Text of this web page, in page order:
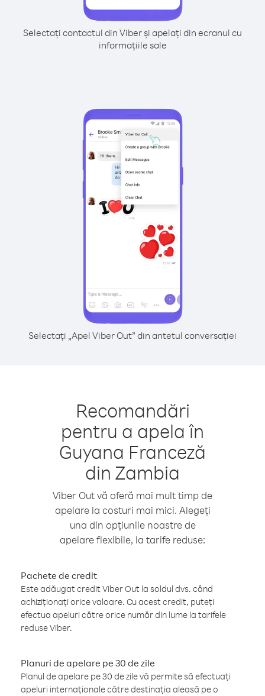
Selectați contactul din Viber și apelați din ecranul cu
informațiile sale
Selectați „Apel Viber Out” din antetul conversației
Recomandări
pentru a apela în
Guyana Franceză
din Zambia
Viber Out vă oferă mai mult timp de
apelare la costuri mai mici. Alegeți
una din opțiunile noastre de
apelare flexibile, la tarife reduse:
Pachete de credit
Este adăugat credit Viber Out la soldul dvs. când
achiziționați orice valoare. Cu acest credit, puteți
efectua apeluri către orice număr din lume la tarifele
reduse Viber.
Planuri de apelare pe 30 de zile
Planul de apelare pe 30 de zile vă permite să efectuați
apeluri internaționale către destinația aleasă pe o